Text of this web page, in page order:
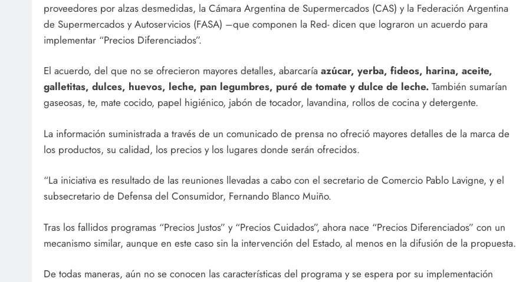
proveedores por alzas desmedidas, la Cámara Argentina de Supermercados (CAS) y la Federación Argentina
de Supermercados y Autoservicios (FASA) –que componen la Red- dicen que lograron un acuerdo para
implementar “Precios Diferenciados”.
El acuerdo, del que no se ofrecieron mayores detalles, abarcaría azúcar, yerba, fideos, harina, aceite,
galletitas, dulces, huevos, leche, pan legumbres, puré de tomate y dulce de leche. También sumarían
gaseosas, te, mate cocido, papel higiénico, jabón de tocador, lavandina, rollos de cocina y detergente.
La información suministrada a través de un comunicado de prensa no ofreció mayores detalles de la marca de
los productos, su calidad, los precios y los lugares donde serán ofrecidos.
“La iniciativa es resultado de las reuniones llevadas a cabo con el secretario de Comercio Pablo Lavigne, y el
subsecretario de Defensa del Consumidor, Fernando Blanco Muiño.
Tras los fallidos programas “Precios Justos” y “Precios Cuidados”, ahora nace “Precios Diferenciados” con un
mecanismo similar, aunque en este caso sin la intervención del Estado, al menos en la difusión de la propuesta.
De todas maneras, aún no se conocen las características del programa y se espera por su implementación